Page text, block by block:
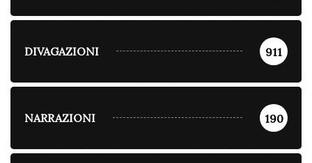
DIVAGAZIONI 911
NARRAZIONI 190